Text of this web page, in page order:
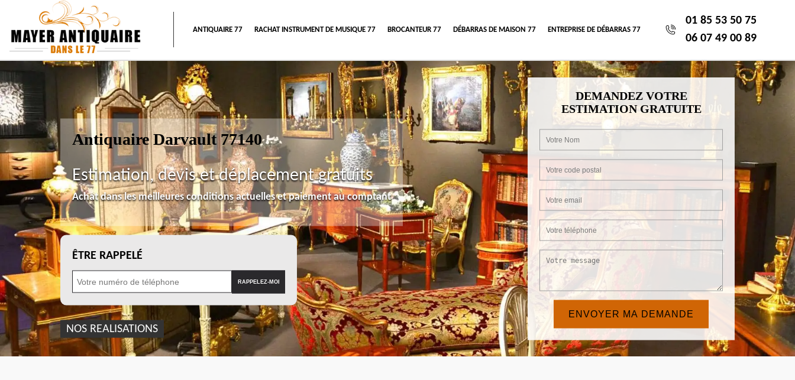
ANTIQUAIRE 77 RACHAT INSTRUMENT DE MUSIQUE 77 BROCANTEUR 77 DÉBARRAS DE MAISON 77 ENTREPRISE DE DÉBARRAS 77
01 85 53 50 75
06 07 49 00 89
Antiquaire Darvault 77140
Estimation, devis et déplacement gratuits
Achat dans les meilleures conditions actuelles et paiement au comptant
ÊTRE RAPPELÉ
NOS REALISATIONS
DEMANDEZ VOTRE
ESTIMATION GRATUITE